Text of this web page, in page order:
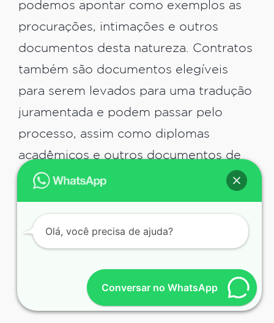
podemos apontar como exemplos as
procurações, intimações e outros
documentos desta natureza. Contratos
também são documentos elegíveis
para serem levados para uma tradução
juramentada e podem passar pelo
processo, assim como diplomas
acadêmicos e outros documentos de
similar importância. Todos esses
atribuições desta modalidade.
uma tradução juramentada
de um documento?
Conversar no WhatsApp
Olá, você precisa de ajuda?